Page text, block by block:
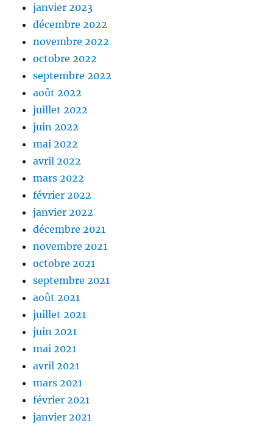
janvier 2023
décembre 2022
novembre 2022
octobre 2022
septembre 2022
août 2022
juillet 2022
juin 2022
mai 2022
avril 2022
mars 2022
février 2022
janvier 2022
décembre 2021
novembre 2021
octobre 2021
septembre 2021
août 2021
juillet 2021
juin 2021
mai 2021
avril 2021
mars 2021
février 2021
janvier 2021